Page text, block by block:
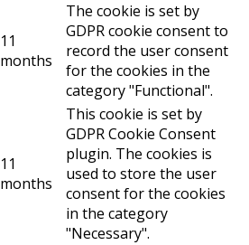
11
months
The cookie is set by
GDPR cookie consent to
record the user consent
for the cookies in the
category "Functional".
11
months
This cookie is set by
GDPR Cookie Consent
plugin. The cookies is
used to store the user
consent for the cookies
in the category
"Necessary".